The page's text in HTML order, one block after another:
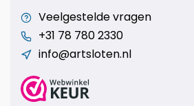
Veelgestelde vragen
+31 78 780 2330
info@artsloten.nl